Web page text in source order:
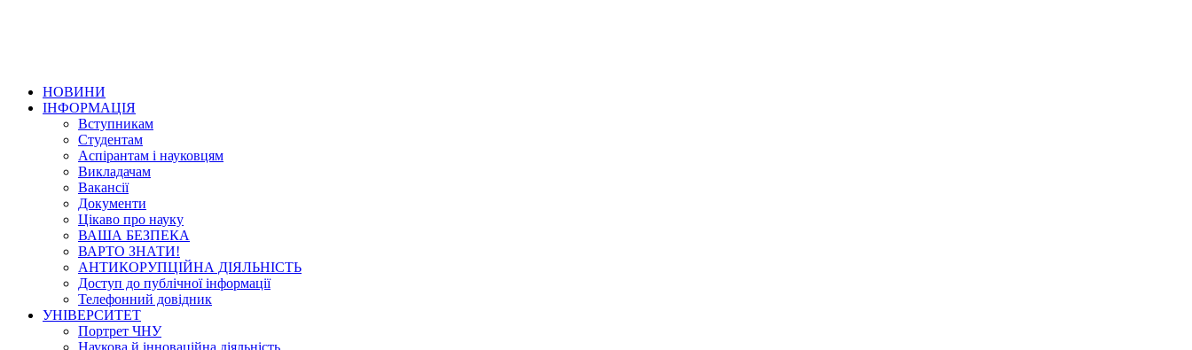
НОВИНИ
ІНФОРМАЦІЯ
Вступникам
Студентам
Аспірантам і науковцям
Викладачам
Вакансії
Документи
Цікаво про науку
ВАША БЕЗПЕКА
ВАРТО ЗНАТИ!
АНТИКОРУПЦІЙНА ДІЯЛЬНІСТЬ
Доступ до публічної інформації
Телефонний довідник
УНІВЕРСИТЕТ
Портрет ЧНУ